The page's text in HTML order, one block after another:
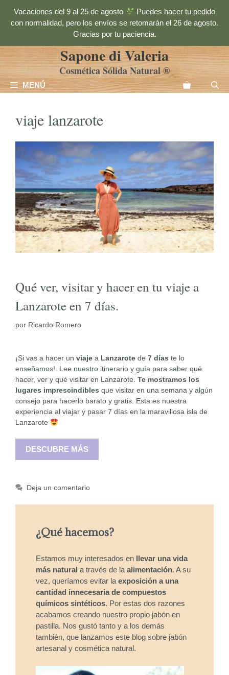
contenido
Vacaciones del 9 al 25 de agosto
Puedes hacer tu pedido
con normalidad, pero los envíos se retomarán el 26 de agosto.
Gracias por tu paciencia.
Sapone di Valeria
Cosmética Sólida Natural ®
MENÚ
viaje lanzarote
Qué ver, visitar y hacer en tu viaje a
Lanzarote en 7 días.
por Ricardo Romero
¡Si vas a hacer un viaje a Lanzarote de 7 días te lo
enseñamos!. Lee nuestro itinerario y guía para saber qué
hacer, ver y qué visitar en Lanzarote. Te mostramos los
lugares imprescindibles que visitar en una semana y algún
consejo para hacerlo barato y gratis. Esta es nuestra
experiencia al viajar y pasar 7 días en la maravillosa isla de
Lanzarote
DESCUBRE MÁS
Deja un comentario
¿Qué hacemos?
Estamos muy interesados en llevar una vida
más natural a través de la alimentación. A su
vez, queríamos evitar la exposición a una
cantidad innecesaria de compuestos
químicos sintéticos. Por estas dos razones
acabamos creando nuestro propio jabón en
pastilla. Nos gustó tanto y a los demás
también, que lanzamos este blog sobre jabón
artesanal y cosmética natural.